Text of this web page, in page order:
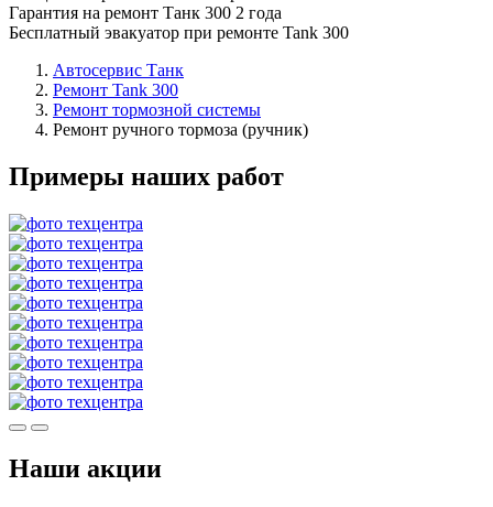
Гарантия на ремонт Танк 300 2 года
Бесплатный эвакуатор при ремонте Tank 300
Автосервис Танк
Ремонт Tank 300
Ремонт тормозной системы
Ремонт ручного тормоза (ручник)
Примеры наших работ
Наши акции